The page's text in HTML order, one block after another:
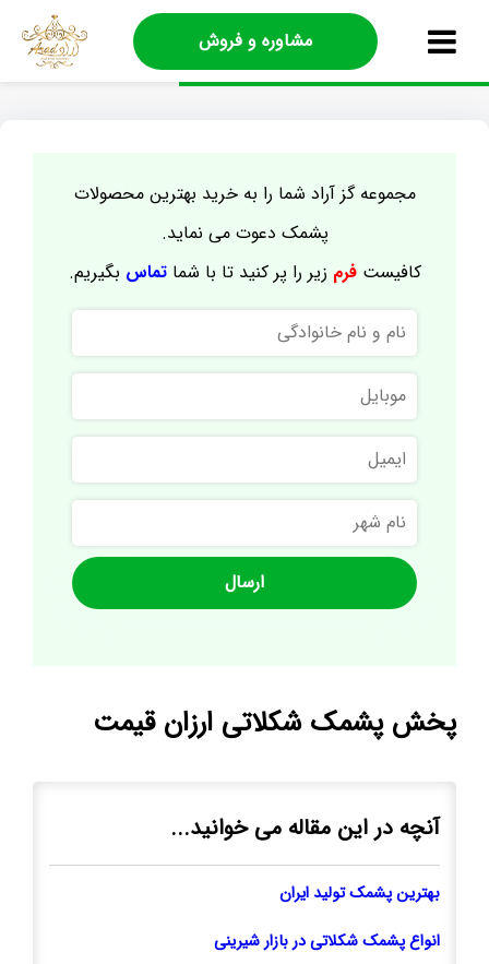
مشاوره و فروش
مجموعه گز آراد شما را به خرید بهترین محصولات
پشمک دعوت می نماید.
کافیستفرم زیر را پر کنید تا با شماتماس بگیریم.
نام
و
نام
خانوادگی
موبایل
ایمیل
نام
شهر
پخش پشمک شکلاتی ارزان قیمت
آنچه در این مقاله می خوانید...
بهترین پشمک تولید ایران
انواع پشمک شکلاتی در بازار شیرینی